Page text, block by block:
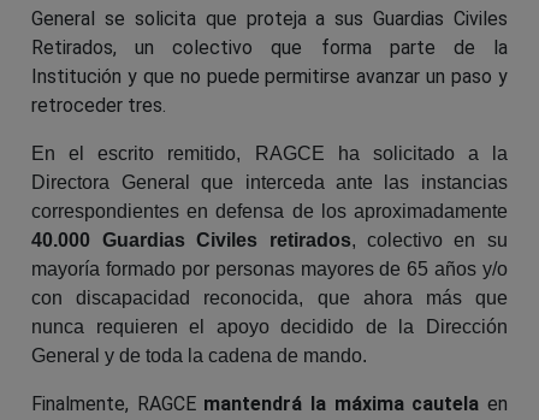
General se solicita que proteja a sus Guardias Civiles
Retirados, un colectivo que forma parte de la
Institución y que no puede permitirse avanzar un paso y
retroceder tres.
En el escrito remitido, RAGCE ha solicitado a la
Directora General que interceda ante las instancias
correspondientes en defensa de los aproximadamente
40.000 Guardias Civiles retirados, colectivo en su
mayoría formado por personas mayores de 65 años y/o
con discapacidad reconocida, que ahora más que
nunca requieren el apoyo decidido de la Dirección
General y de toda la cadena de mando.
Finalmente, RAGCE mantendrá la máxima cautela en